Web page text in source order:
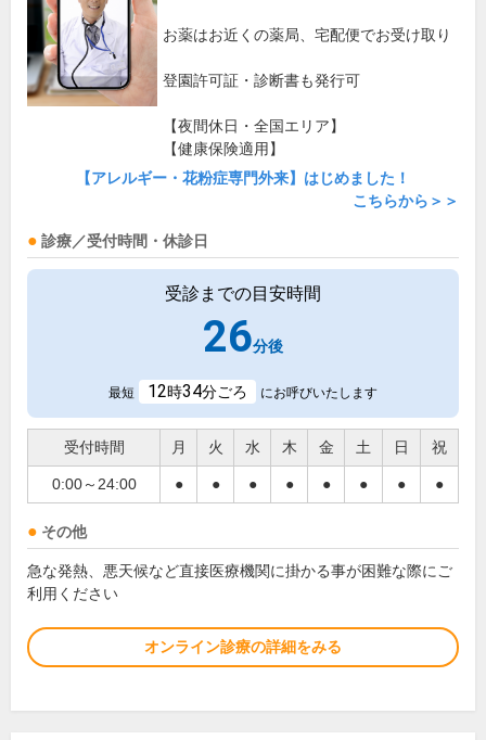
お薬はお近くの薬局、宅配便でお受け取り
登園許可証・診断書も発行可
【夜間休日・全国エリア】
【健康保険適用】
【アレルギー・花粉症専門外来】はじめました！
こちらから＞＞
診療／受付時間・休診日
受診までの目安時間
26分後
最短 12時34分ごろ にお呼びいたします
受付時間 月 火 水 木 金 土 日 祝
0:00～24:00 ● ● ● ● ● ● ● ●
その他
急な発熱、悪天候など直接医療機関に掛かる事が困難な際にご
利用ください
オンライン診療の詳細をみる